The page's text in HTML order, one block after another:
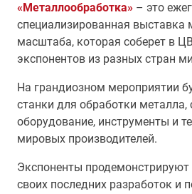
«Металлообработка» – это
специализированная выставка
масштаба, которая соберет в
экспонентов из разных стран
На грандиозном мероприятии
станки для обработки металла,
оборудование, инструменты и
мировых производителей.
Экспоненты
своих последних разработок и